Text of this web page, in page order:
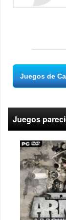
Juegos de
Juegos